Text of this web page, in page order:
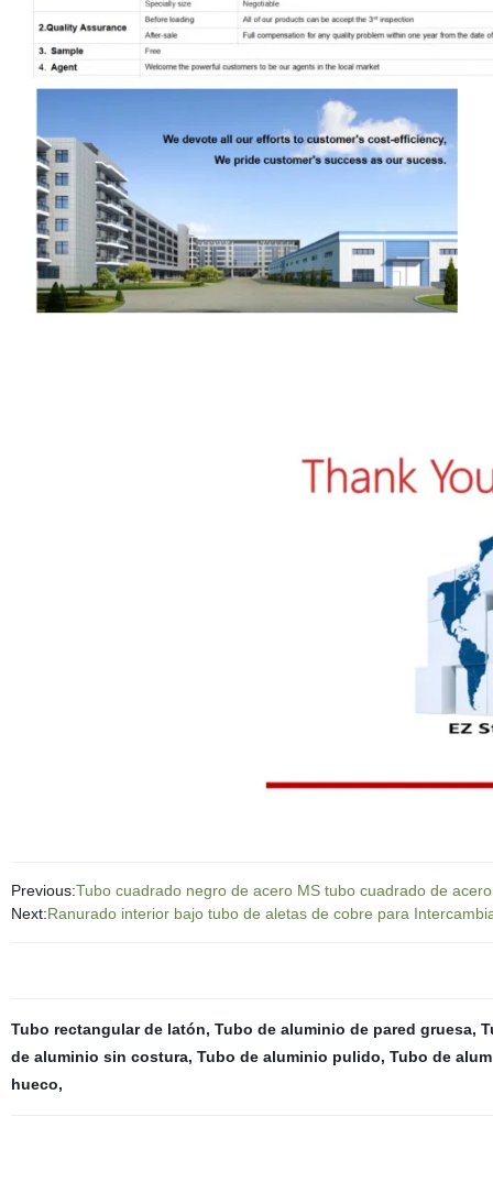
Previous:Tubo cuadrado negro de acero MS tubo cuadrado de
Next:Ranurado interior bajo tubo de aletas de cobre para
Tubo rectangular de latón, Tubo de aluminio de pared gruesa,
de aluminio sin costura, Tubo de aluminio pulido, Tubo de
hueco,